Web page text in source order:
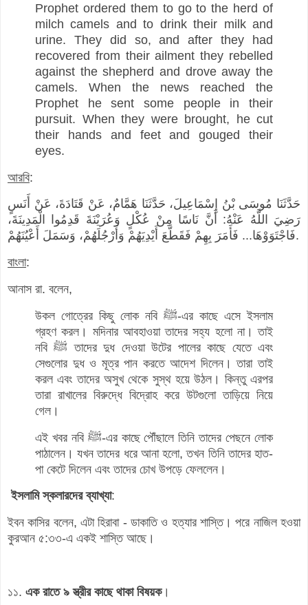
Prophet ordered them to go to the herd of
milch camels and to drink their milk and
urine. They did so, and after they had
recovered from their ailment they rebelled
against the shepherd and drove away the
camels. When the news reached the
Prophet he sent some people in their
pursuit. When they were brought, he cut
their hands and feet and gouged their
eyes.
আরবি:
حَدَّثَنَا مُوسَى بْنُ إِسْمَاعِيلَ، حَدَّثَنَا هَمَّامٌ، عَنْ قَتَادَةَ، عَنْ أَنَسٍ
رَضِيَ اللَّهُ عَنْهُ: أَنَّ نَاسًا مِنْ عُكْلٍ وَعُرَيْنَةَ قَدِمُوا الْمَدِينَةَ،
فَاجْتَوَوْهَا... فَأَمَرَ بِهِمْ فَقَطَّعَ أَيْدِيَهُمْ وَأَرْجُلَهُمْ، وَسَمَلَ أَعْيُنَهُمْ.
বাংলা:
আনাস রা. বলেন,
উকল গোত্রের কিছু লোক নবি ﷺ-এর কাছে এসে ইসলাম
গ্রহণ করল। মদিনার আবহাওয়া তাদের সহ্য হলো না। তাই
নবি ﷺ তাদের দুধ দেওয়া উটের পালের কাছে যেতে এবং
সেগুলোর দুধ ও মূত্র পান করতে আদেশ দিলেন। তারা তাই
করল এবং তাদের অসুখ থেকে সুস্থ হয়ে উঠল। কিন্তু এরপর
তারা রাখালের বিরুদ্ধে বিদ্রোহ করে উটগুলো তাড়িয়ে নিয়ে
গেল।
এই খবর নবি ﷺ-এর কাছে পৌঁছালে তিনি তাদের পেছনে লোক
পাঠালেন। যখন তাদের ধরে আনা হলো, তখন তিনি তাদের হাত-
পা কেটে দিলেন এবং তাদের চোখ উপড়ে ফেললেন।
ইসলামি স্কলারদের ব্যাখ্যা:
ইবন কাসির বলেন, এটা হিরাবা - ডাকাতি ও হত্যার শাস্তি। পরে নাজিল হওয়া
কুরআন ৫:৩৩-এ একই শাস্তি আছে।
১১. এক রাতে ৯ স্ত্রীর কাছে থাকা বিষয়ক।